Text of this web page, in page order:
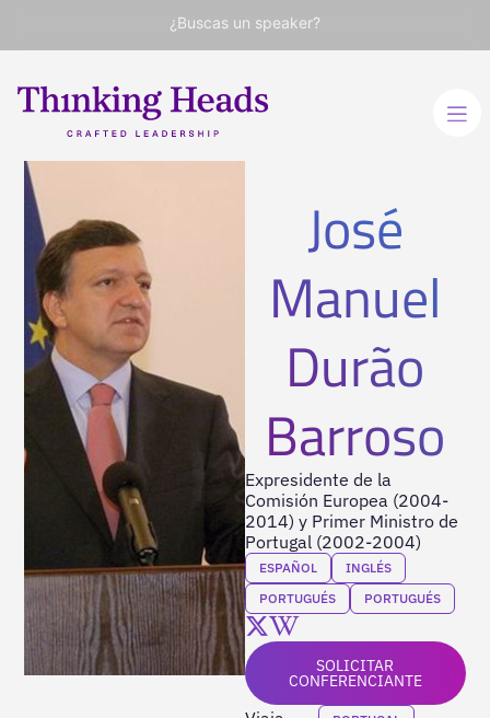
¿Buscas un speaker?
José
Manuel
Durão
Barroso
Expresidente de la
Comisión Europea (2004-
2014) y Primer Ministro de
Portugal (2002-2004)
ESPAÑOL
INGLÉS
PORTUGUÉS
PORTUGUÉS
SOLICITAR
CONFERENCIANTE